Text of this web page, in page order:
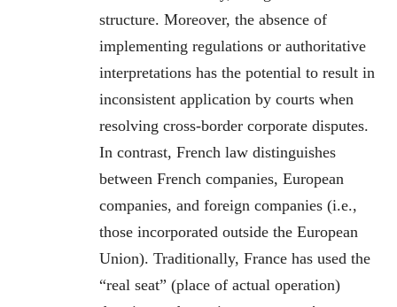
structure. Moreover, the absence of
implementing regulations or authoritative
interpretations has the potential to result in
inconsistent application by courts when
resolving cross-border corporate disputes.
In contrast, French law distinguishes
between French companies, European
companies, and foreign companies (i.e.,
those incorporated outside the European
Union). Traditionally, France has used the
“real seat” (place of actual operation)